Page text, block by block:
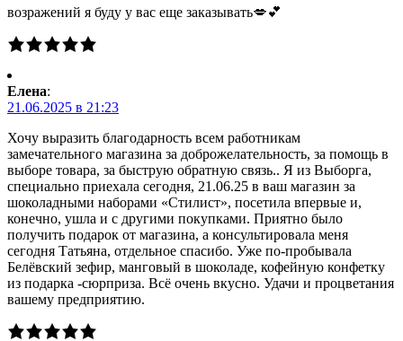
возражений я буду у вас еще заказывать💋💕
Елена:
21.06.2025 в 21:23
Хочу выразить благодарность всем работникам
замечательного магазина за доброжелательность, за помощь в
выборе товара, за быструю обратную связь.. Я из Выборга,
специально приехала сегодня, 21.06.25 в ваш магазин за
шоколадными наборами «Стилист», посетила впервые и,
конечно, ушла и с другими покупками. Приятно было
получить подарок от магазина, а консультировала меня
сегодня Татьяна, отдельное спасибо. Уже по-пробывала
Белёвский зефир, манговый в шоколаде, кофейную конфетку
из подарка -сюрприза. Всё очень вкусно. Удачи и процветания
вашему предприятию.